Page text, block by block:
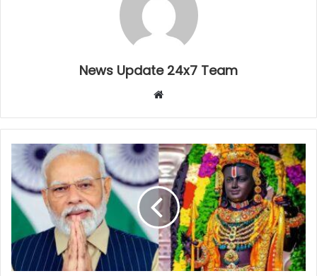
News Update 24x7 Team
Website